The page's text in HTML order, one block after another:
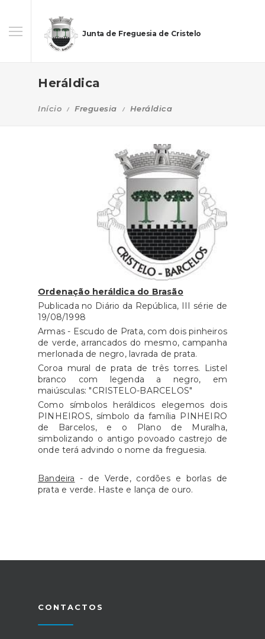
Junta de Freguesia de Cristelo
Heráldica
Início Freguesia Heráldica
Ordenação heráldica do Brasão
Publicada no Diário da República, III série de
19/08/1998
Armas - Escudo de Prata, com dois pinheiros
de verde, arrancados do mesmo, campanha
merlonada de negro, lavrada de prata.
Coroa mural de prata de três torres. Listel
branco com legenda a negro, em
maiúsculas: "CRISTELO-BARCELOS"
Como símbolos heráldicos elegemos dois
PINHEIROS, símbolo da família PINHEIRO
de Barcelos, e o Plano de Muralha,
simbolizando o antigo povoado castrejo de
onde terá advindo o nome da freguesia.
Bandeira - de Verde, cordões e borlas de
prata e verde. Haste e lança de ouro.
CONTACTOS